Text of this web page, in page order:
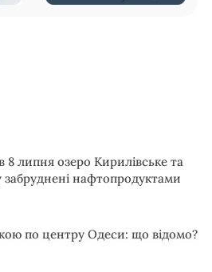
8 липня озеро Кирилівське та
нафтопродуктами
по центру Одеси: що відомо?